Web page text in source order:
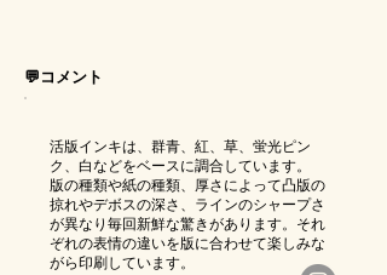
💬コメント
活版インキは、群青、紅、草、蛍光ピン
ク、白などをベースに調合しています。
版の種類や紙の種類、厚さによって凸版の
掠れやデボスの深さ、ラインのシャープさ
が異なり毎回新鮮な驚きがあります。それ
ぞれの表情の違いを版に合わせて楽しみな
がら印刷しています。